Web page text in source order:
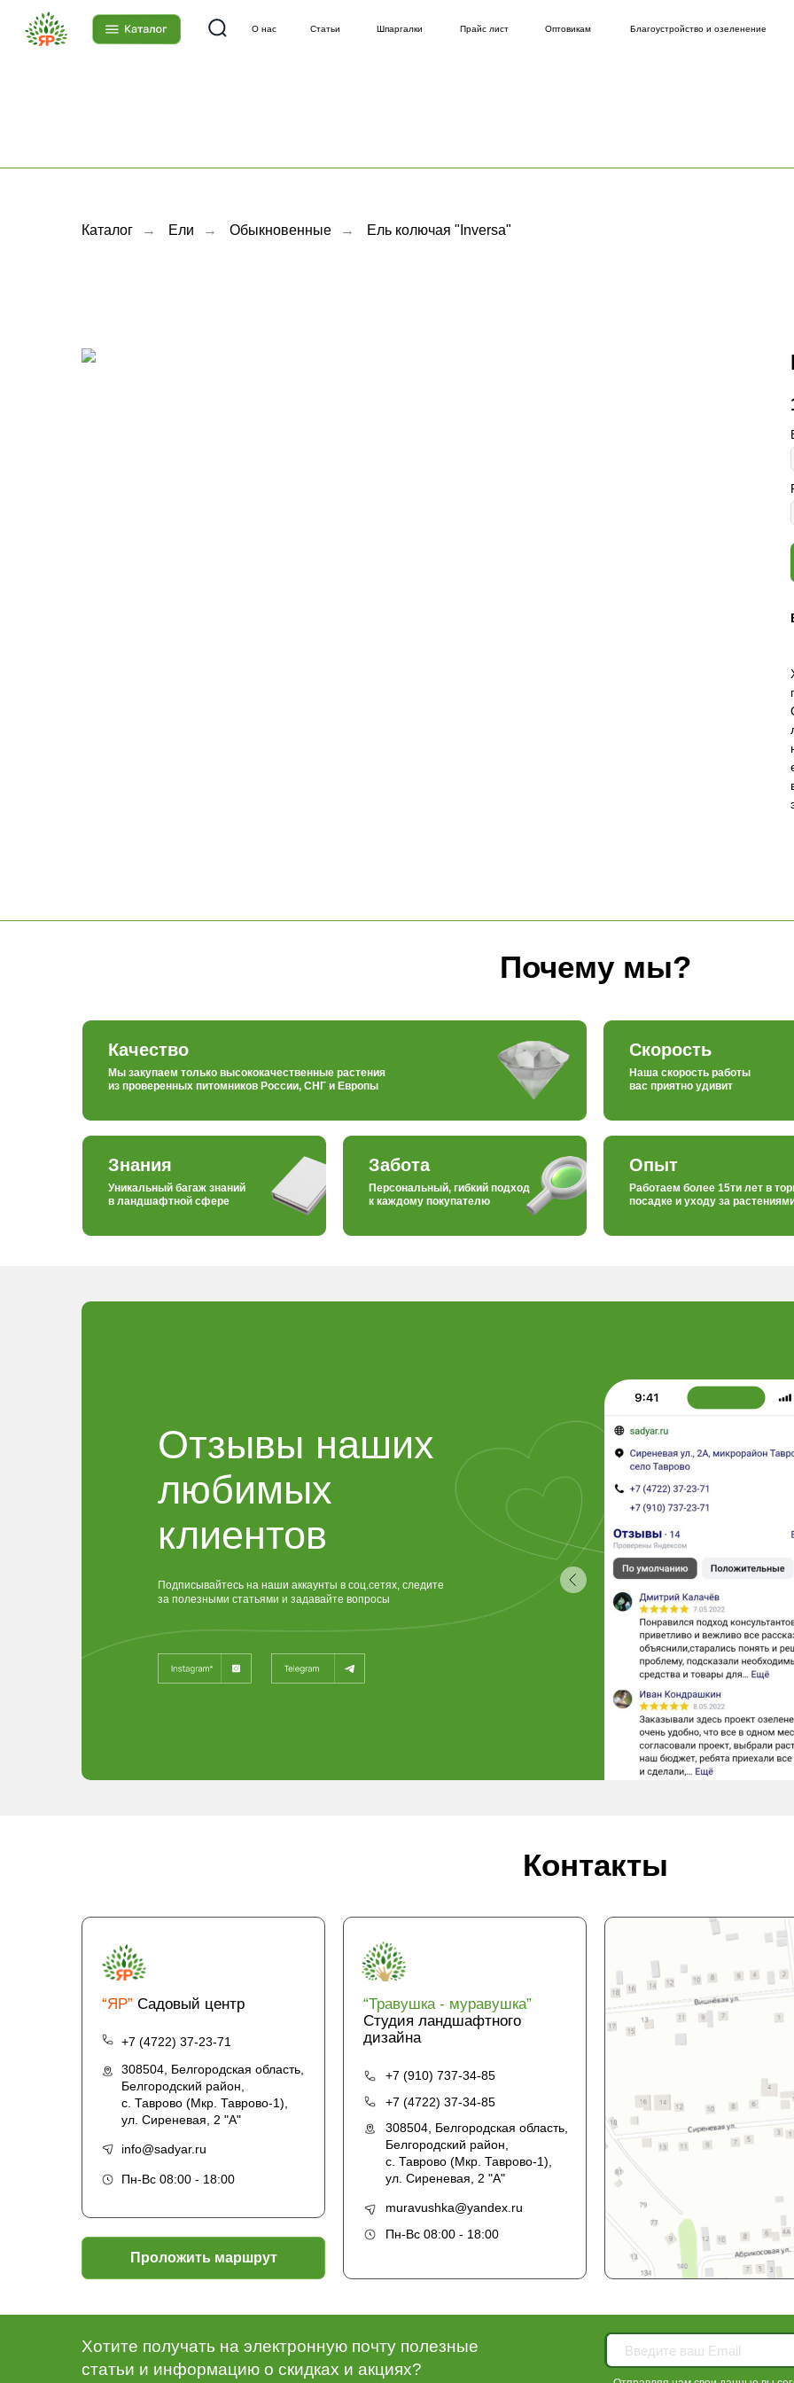
О нас Шпаргалки Благоустройство и озеленение
Каталог → Ели → Обыкновенные → Ель колючая "Inversa"
Почему мы?
Качество
Мы закупаем только высококачественные растения
из проверенных питомников России, СНГ и Европы
Знания
Уникальный багаж знаний
в ландшафтной сфере
Забота
Персональный, гибкий подход
к каждому покупателю
Скорость
Наша скорость работы
вас приятно удивит
Опыт
Работаем более 15ти лет в
посадке и уходу за
Отзывы наших
любимых
клиентов
Подписывайтесь на наши аккаунты в соц.сетях, следите
за полезными статьями и задавайте вопросы
Контакты
“ЯР” Садовый центр
+7 (4722) 37-23-71
308504, Белгородская область,
Белгородский район,
с. Таврово (Мкр. Таврово-1),
ул. Сиреневая, 2 "А"
Пн-Вс 08:00 - 18:00
info@sadyar.ru
“Травушка - муравушка”
Студия ландшафтного
дизайна
+7 (4722) 37-34-85
308504, Белгородская область,
Белгородский район,
с. Таврово (Мкр. Таврово-1),
ул. Сиреневая, 2 "А"
Пн-Вс 08:00 - 18:00
muravushka@yandex.ru
+7 (910) 737-34-85
Проложить маршрут
Хотите получать на электронную почту полезные
статьи и информацию о скидках и акциях?